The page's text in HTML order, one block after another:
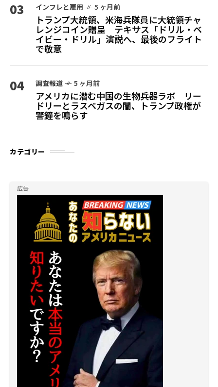
03 インフレと雇用 5 ヶ月前
トランプ大統領、米海兵隊員に大統領チャ
レンジコイン贈呈 テキサス「ドリル・ベ
イビー・ドリル」演説へ、最後のフライト
で敬意
04 調査報道 5 ヶ月前
アメリカに潜む中国の生物兵器ラボ リー
ドリーとラスベガスの闇、トランプ政権が
警鐘を鳴らす
カテゴリー
広告